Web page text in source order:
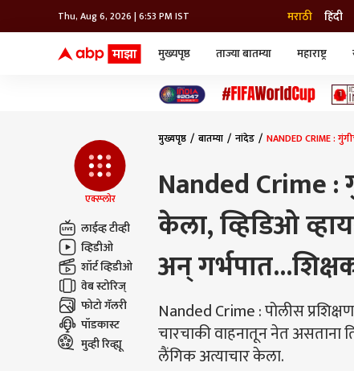
Thu, Aug 6, 2026 | 6:53 PM IST मराठी हिंदी
मुख्यपृष्ठ ताज्या बातम्या महाराष्ट्र
कोल्हापूर
नवी मुंबई
अमरावती
अकोला
एक्स्प्लोर
लाईव्ह टीव्ही
व्हिडीओ
शॉर्ट व्हिडीओ
वेब स्टोरिज्
फोटो गॅलरी
पॉडकास्ट
मुव्ही रिव्ह्यू
मुख्यपृष्ठ बातम्या नांदेड NANDED CRIME :
Nanded Crime
केला, व्हिडिओ
अन्
Nanded Crime : पोलीस
चारचाकी वाहनातून नेत असताना
लैंगिक अत्याचार केला.